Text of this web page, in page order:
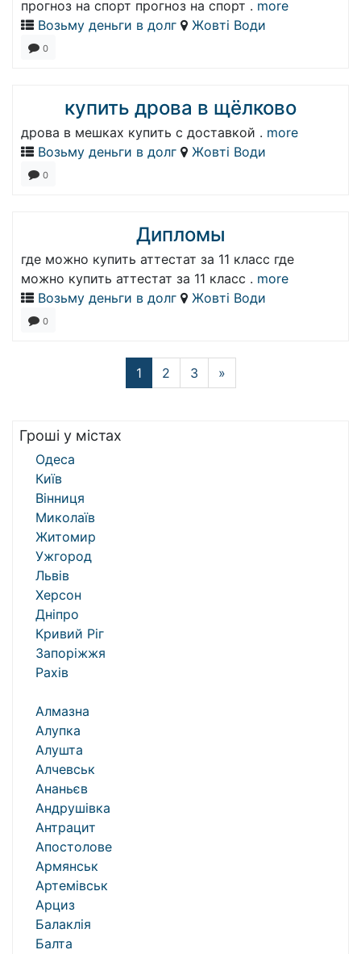
прогноз на спорт прогноз на спорт . more
Возьму деньги в долг
Жовті Води
0
купить дрова в щёлково
дрова в мешках купить с доставкой . more
Возьму деньги в долг
Жовті Води
0
Дипломы
где можно купить аттестат за 11 класс где
можно купить аттестат за 11 класс . more
Возьму деньги в долг
Жовті Води
0
1 2 3 »
Гроші у містах
Одеса
Київ
Вінниця
Миколаїв
Житомир
Ужгород
Львів
Херсон
Дніпро
Кривий Ріг
Запоріжжя
Рахів
Алмазна
Алупка
Алушта
Алчевськ
Ананьєв
Андрушівка
Антрацит
Апостолове
Армянськ
Артемівськ
Арциз
Балаклія
Балта